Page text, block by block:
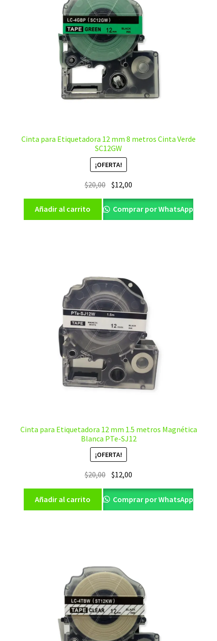
Cinta para Etiquetadora 12 mm 8 metros Cinta Verde
SC12GW
¡OFERTA!
$20,00 El
original
era:
$12,00
actual
es:
Añadir al carrito Comprar por WhatsApp
Cinta para Etiquetadora 12 mm 1.5 metros Magnética
Blanca PTe-SJ12
¡OFERTA!
$20,00 El
original
era:
$12,00
actual
es:
Añadir al carrito Comprar por WhatsApp